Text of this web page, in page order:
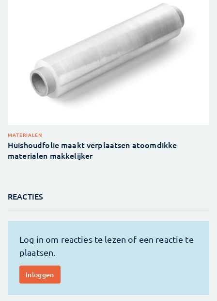
MATERIALEN
Huishoudfolie maakt verplaatsen atoomdikke
materialen makkelijker
REACTIES